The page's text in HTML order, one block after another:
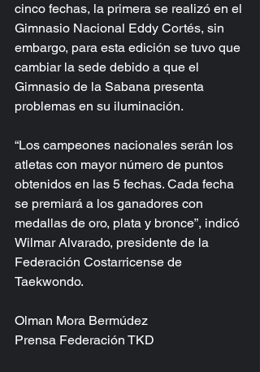
cinco fechas, la primera se realizó en el
Gimnasio Nacional Eddy Cortés, sin
embargo, para esta edición se tuvo que
cambiar la sede debido a que el
Gimnasio de la Sabana presenta
problemas en su iluminación.
“Los campeones nacionales serán los
atletas con mayor número de puntos
obtenidos en las 5 fechas. Cada fecha
se premiará a los ganadores con
medallas de oro, plata y bronce”, indicó
Wilmar Alvarado, presidente de la
Federación Costarricense de
Taekwondo.
Olman Mora Bermúdez
Prensa Federación TKD